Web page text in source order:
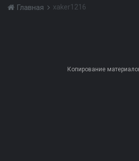
Главная xaker1216
Копирование